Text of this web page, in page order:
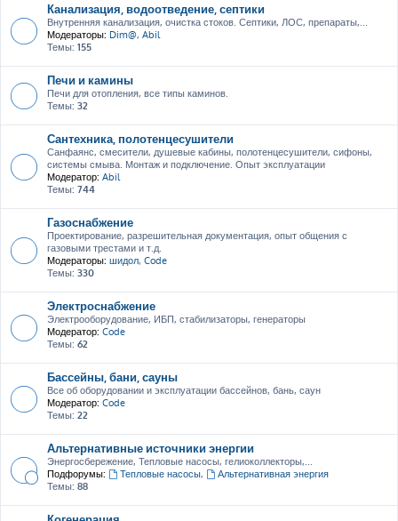
Канализация, водоотведение, септики
Внутренняя канализация, очистка стоков. Септики, ЛОС, препараты,...
Модераторы: Dim@, Abil
Темы: 155
Печи и камины
Печи для отопления, все типы каминов.
Темы: 32
Сантехника, полотенцесушители
Санфаянс, смесители, душевые кабины, полотенцесушители, сифоны,
системы смыва. Монтаж и подключение. Опыт эксплуатации
Модератор: Abil
Темы: 744
Газоснабжение
Проектирование, разрешительная документация, опыт общения с
газовыми трестами и т.д.
Модераторы: шидол, Code
Темы: 330
Электроснабжение
Электрооборудование, ИБП, стабилизаторы, генераторы
Модератор: Code
Темы: 62
Бассейны, бани, сауны
Все об оборудовании и эксплуатации бассейнов, бань, саун
Модератор: Code
Темы: 22
Альтернативные источники энергии
Энергосбережение, Тепловые насосы, гелиоколлекторы,...
Подфорумы:
Тепловые насосы,
Альтернативная энергия
Темы: 88